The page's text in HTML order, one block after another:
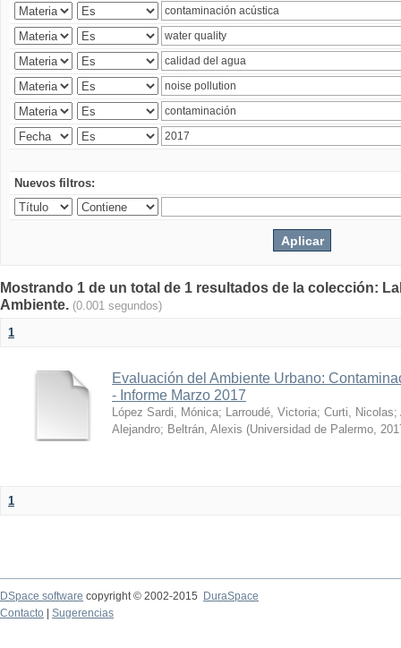
Nuevos filtros:
Mostrando 1 de un total de 1 resultados de la colección:
Ambiente. (0.001 segundos)
1
Evaluación del Ambiente Urbano:
- Informe Marzo 2017
López Sardi, Mónica; Larroudé, Victoria; Curti, Nicolas;
Alejandro; Beltrán, Alexis (Universidad de Palermo,
1
DSpace software copyright © 2002-2015
DuraSpace
Contacto
Sugerencias